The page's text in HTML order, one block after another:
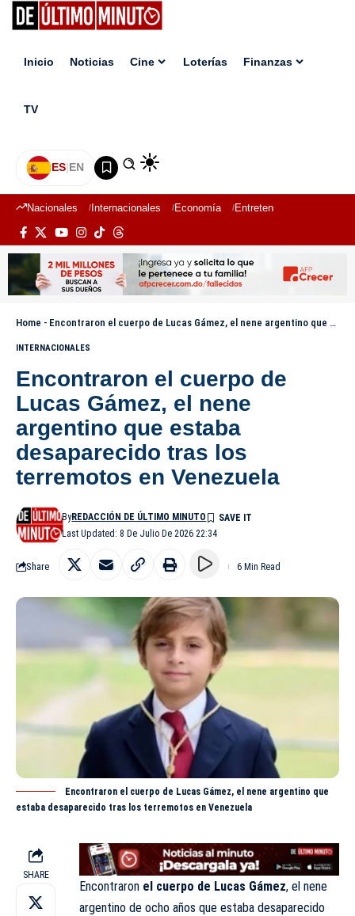
Inicio Noticias Cine Loterías Finanzas
TV
ES|EN
Nacionales Internacionales Economía Entretenimiento
Home - Encontraron el cuerpo de Lucas Gámez, el nene argentino que estaba desaparecido tras los terremotos en Venezuela
INTERNACIONALES
Encontraron el cuerpo de
Lucas Gámez, el nene
argentino que estaba
desaparecido tras los
terremotos en Venezuela
Last Updated: 8 De Julio De 2026 22:34
ByREDACCIÓN DE ÚLTIMO MINUTO
Share 6 Min Read
Encontraron el cuerpo de Lucas Gámez, el nene argentino que
estaba desaparecido tras los terremotos en Venezuela
SHARE
Encontraron el cuerpo de Lucas Gámez, el nene
argentino de ocho años que estaba desaparecido